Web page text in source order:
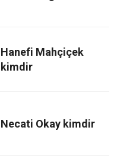
Hanefi Mahçiçek
kimdir
Necati Okay kimdir